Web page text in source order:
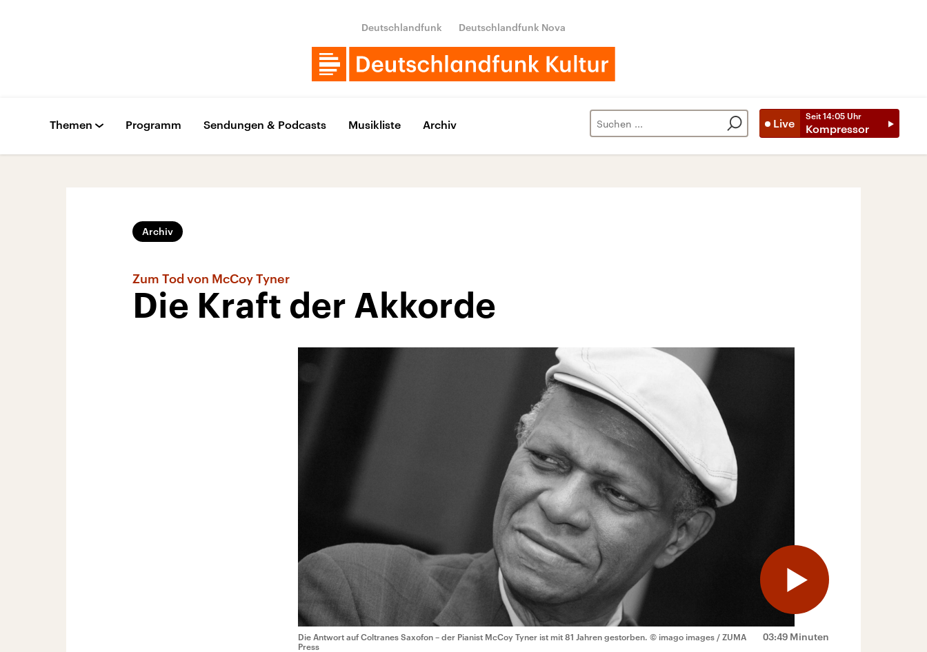
Deutschlandfunk Deutschlandfunk Nova
Live
Seit 14:05 Uhr
Kompressor
Themen Programm Sendungen & Podcasts Musikliste Archiv
Archiv
Zum Tod von McCoy Tyner
Die Kraft der Akkorde
03:49 Minuten
Die Antwort auf Coltranes Saxofon – der Pianist McCoy Tyner ist mit 81 Jahren gestorben. © imago images / ZUMA
Press